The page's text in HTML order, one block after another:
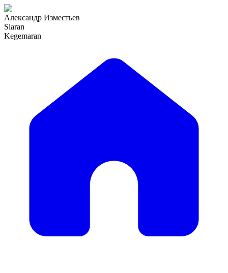
Александр Изместьев
Siaran
Kegemaran